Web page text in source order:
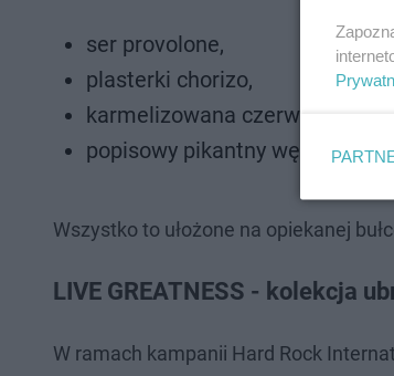
ser provolone,
plasterki chorizo,
karmelizowana czerwona
popisowy pikantny wędzony
Wszystko to ułożone na opiekanej
LIVE GREATNESS - kolekcja
W ramach kampanii Hard Rock